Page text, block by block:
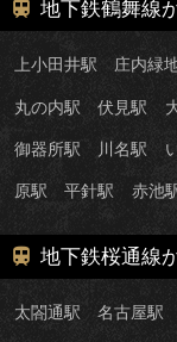
地下鉄鶴舞線
上小田井駅 庄内緑
丸の内駅 伏見駅
御器所駅 川名駅
原駅 平針駅 赤池
地下鉄桜通線
太閤通駅 名古屋駅